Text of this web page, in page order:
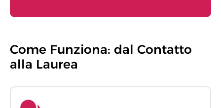
Come Funziona: dal Contatto
alla Laurea